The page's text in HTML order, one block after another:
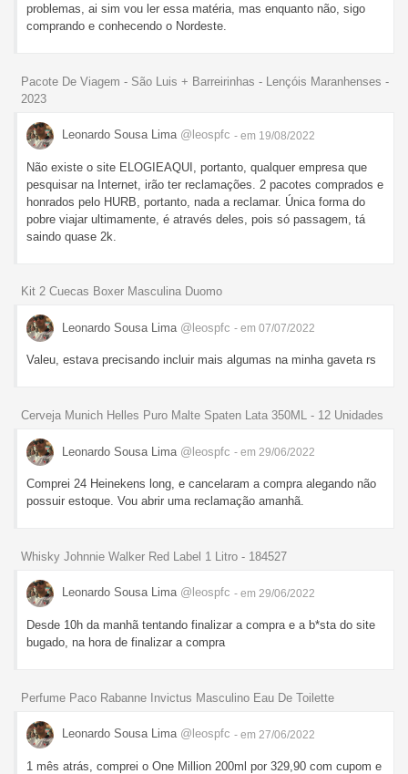
problemas, ai sim vou ler essa matéria, mas enquanto não, sigo
comprando e conhecendo o Nordeste.
Pacote De Viagem - São Luis + Barreirinhas - Lençóis Maranhenses -
2023
Leonardo Sousa Lima @leospfc - em 19/08/2022
Não existe o site ELOGIEAQUI, portanto, qualquer empresa que
pesquisar na Internet, irão ter reclamações. 2 pacotes comprados e
honrados pelo HURB, portanto, nada a reclamar. Única forma do
pobre viajar ultimamente, é através deles, pois só passagem, tá
saindo quase 2k.
Kit 2 Cuecas Boxer Masculina Duomo
Leonardo Sousa Lima @leospfc - em 07/07/2022
Valeu, estava precisando incluir mais algumas na minha gaveta rs
Cerveja Munich Helles Puro Malte Spaten Lata 350ML - 12 Unidades
Leonardo Sousa Lima @leospfc - em 29/06/2022
Comprei 24 Heinekens long, e cancelaram a compra alegando não
possuir estoque. Vou abrir uma reclamação amanhã.
Whisky Johnnie Walker Red Label 1 Litro - 184527
Leonardo Sousa Lima @leospfc - em 29/06/2022
Desde 10h da manhã tentando finalizar a compra e a b*sta do site
bugado, na hora de finalizar a compra
Perfume Paco Rabanne Invictus Masculino Eau De Toilette
Leonardo Sousa Lima @leospfc - em 27/06/2022
1 mês atrás, comprei o One Million 200ml por 329,90 com cupom e